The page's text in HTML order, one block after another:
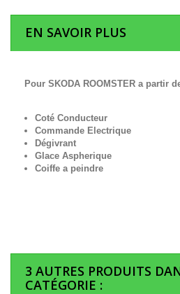
EN SAVOIR PLUS
Pour SKODA ROOMSTER a partir
Coté Conducteur
Commande Electrique
Dégivrant
Glace Aspherique
Coiffe a peindre
3 AUTRES PRODUITS
CATÉGORIE :